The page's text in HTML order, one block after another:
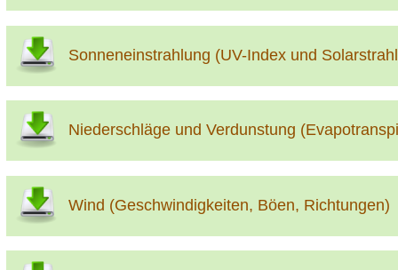
Sonneneinstrahlung (UV-Index und
Niederschläge und Verdunstung
Wind (Geschwindigkeiten, Böen, Richtungen)